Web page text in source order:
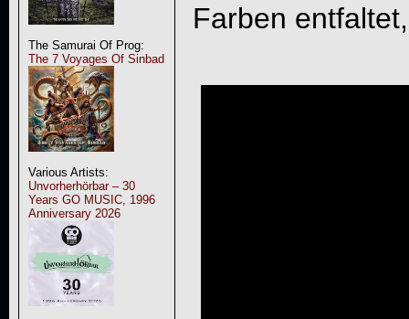
The Samurai Of Prog:
The 7 Voyages Of Sinbad
Various Artists:
Unvorherhörbar – 30
Years GO MUSIC, 1996
Anniversary 2026
Farben